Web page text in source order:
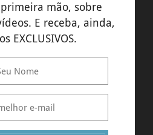
mão, sobre
E receba, ainda,
EXCLUSIVOS.